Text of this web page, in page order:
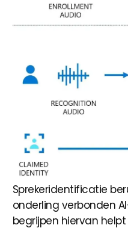
Sprekeridentificatie
onderling verbonden
begrijpen hiervan